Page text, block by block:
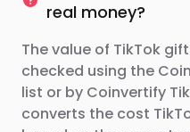
real money?
The value of TikTok
checked using the
list or by Coinvertify
converts the cost